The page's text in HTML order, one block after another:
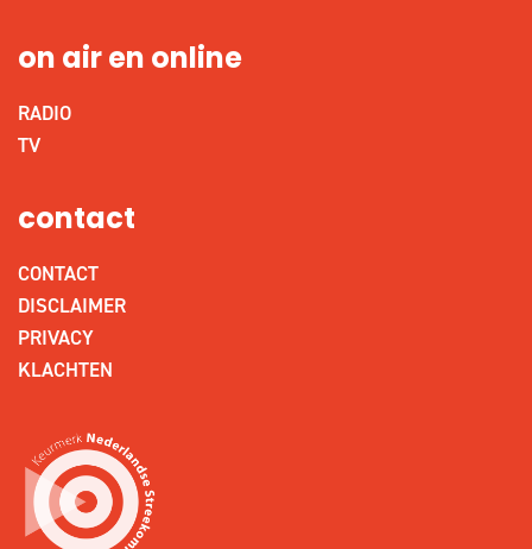
on air en online
RADIO
TV
contact
CONTACT
DISCLAIMER
PRIVACY
KLACHTEN